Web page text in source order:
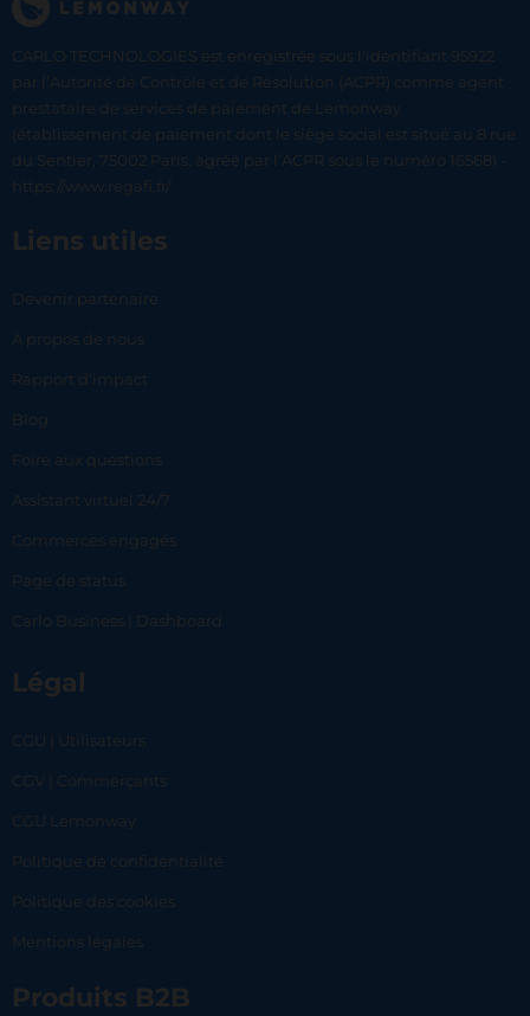
CARLO TECHNOLOGIES est enregistrée sous l'identifiant 95922
par l’Autorité de Contrôle et de Résolution (ACPR) comme agent
prestataire de services de paiement de Lemonway
(établissement de paiement dont le siège social est situé au 8 rue
du Sentier, 75002 Paris, agréé par l’ACPR sous le numéro 16568) -
https://www.regafi.fr/
Liens utiles
Devenir partenaire
À propos de nous
Rapport d’impact
Blog
Foire aux questions
Assistant virtuel 24/7
Commerces engagés
Page de status
Carlo Business | Dashboard
Légal
CGU | Utilisateurs
CGV | Commerçants
CGU Lemonway
Politique de confidentialité
Politique des cookies
Mentions légales
Produits B2B